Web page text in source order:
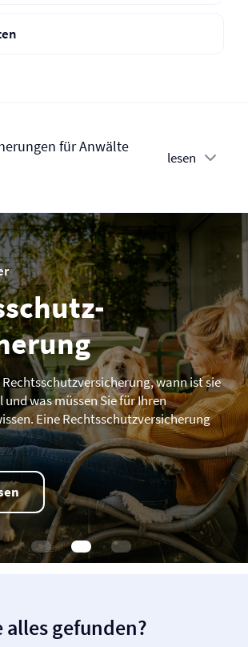
für Anwälte
lesen
wann ist sie
was müssen Sie für Ihren
Eine Rechtsschutz­­versicherung
alles gefunden?